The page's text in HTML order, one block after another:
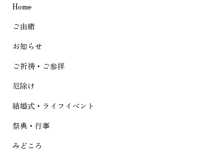
ー
シ
ョ
ン
Home
ご由緒
お知らせ
ご祈祷・ご参拝
厄除け
結婚式・ライフイベント
祭典・行事
みどころ